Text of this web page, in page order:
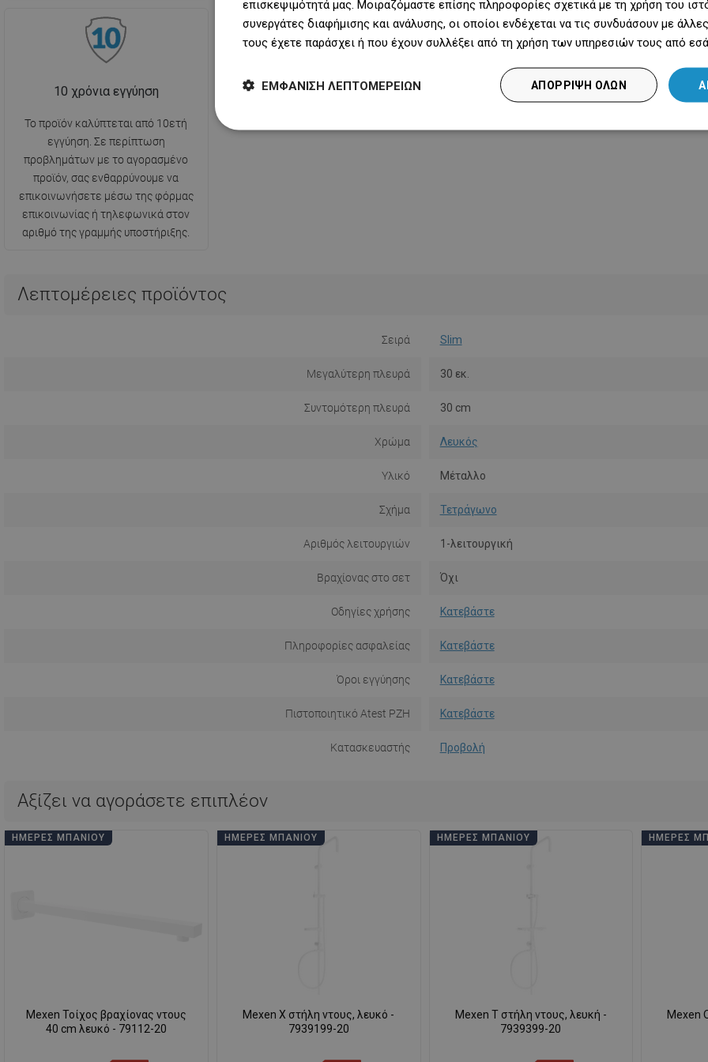
10 χρόνια εγγύηση
Το προϊόν καλύπτεται από 10ετή
εγγύηση. Σε περίπτωση
προβλημάτων με το αγορασμένο
προϊόν, σας ενθαρρύνουμε να
επικοινωνήσετε μέσω της φόρμας
επικοινωνίας ή τηλεφωνικά στον
αριθμό της γραμμής υποστήριξης.
Λεπτομέρειες προϊόντος
Σειρά Slim
Μεγαλύτερη πλευρά 30 εκ.
Συντομότερη πλευρά 30 cm
Χρώμα Λευκός
Υλικό Μέταλλο
Σχήμα Τετράγωνο
Αριθμός λειτουργιών 1-λειτουργική
Βραχίονας στο σετ Όχι
Οδηγίες χρήσης Κατεβάστε
Πληροφορίες ασφαλείας Κατεβάστε
Όροι εγγύησης Κατεβάστε
Πιστοποιητικό Atest PZH Κατεβάστε
Κατασκευαστής Προβολή
Αξίζει να αγοράσετε επιπλέον
ΗΜΈΡΕΣ ΜΠΆΝΙΟΥ
Mexen Τοίχος βραχίονας ντους
40 cm λευκό - 79112-20
ΗΜΈΡΕΣ ΜΠΆΝΙΟΥ
Mexen X στήλη ντους, λευκό -
7939199-20
ΗΜΈΡΕΣ ΜΠΆΝΙΟΥ
Mexen T στήλη ντους, λευκή -
7939399-20
ΗΜΈΡΕΣ
Mexen
επισκεψιμότητά μας. Μοιραζόμαστε επίσης πληροφορίες σχετικά με τη χρήση του
συνεργάτες διαφήμισης και ανάλυσης, οι οποίοι ενδέχεται να τις συνδυάσουν με
τους έχετε παράσχει ή που έχουν συλλέξει από τη χρήση των υπηρεσιών τους από
ΑΠΌΡΡΙΨΗ ΌΛΩΝ
ΕΜΦΆΝΙΣΗ ΛΕΠΤΟΜΕΡΕΙΏΝ